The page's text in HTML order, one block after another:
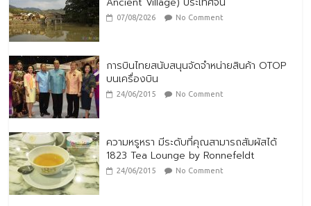
07/08/2026 No Comment
การบินไทยสนับสนุนจัดจำหน่ายสินค้า OTOP
บนเครื่องบิน
24/06/2015 No Comment
ความหรูหรา มีระดับที่คุณสามารถสัมผัสได้
1823 Tea Lounge by Ronnefeldt
24/06/2015 No Comment